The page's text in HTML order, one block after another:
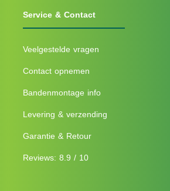
Service & Contact
Veelgestelde vragen
Contact opnemen
Bandenmontage info
Levering & verzending
Garantie & Retour
Reviews: 8.9 / 10